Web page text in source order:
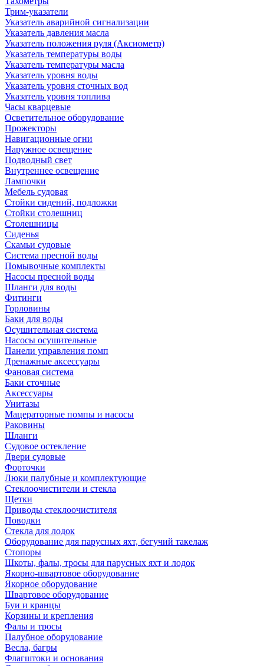
Трим-указатели
Указатель аварийной сигнализации
Указатель давления масла
Указатель положения руля (Аксиометр)
Указатель температуры воды
Указатель температуры масла
Указатель уровня воды
Указатель уровня сточных вод
Указатель уровня топлива
Часы кварцевые
Осветительное оборудование
Прожекторы
Навигационные огни
Наружное освещение
Подводный свет
Внутреннее освещение
Лампочки
Мебель судовая
Стойки сидений, подложки
Стойки столешниц
Столешницы
Сиденья
Скамьи судовые
Система пресной воды
Помывочные комплекты
Насосы пресной воды
Шланги для воды
Фитинги
Горловины
Баки для воды
Осушительная система
Насосы осушительные
Панели управления помп
Дренажные аксессуары
Фановая система
Баки сточные
Аксессуары
Унитазы
Мацераторные помпы и насосы
Раковины
Шланги
Судовое остекление
Двери судовые
Форточки
Люки палубные и комплектующие
Стеклоочистители и стекла
Щетки
Приводы стеклоочистителя
Поводки
Стекла для лодок
Оборудование для парусных яхт, бегучий такелаж
Стопоры
Шкоты, фалы, тросы для парусных яхт и лодок
Якорно-швартовое оборудование
Якорное оборудование
Швартовое оборудование
Буи и кранцы
Корзины и крепления
Фалы и тросы
Палубное оборудование
Весла, багры
Флагштоки и основания